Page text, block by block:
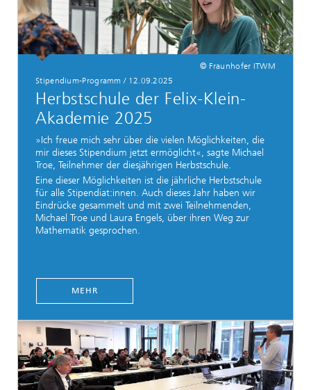
© Fraunhofer ITWM
Stipendium-Programm / 12.09.2025
Herbstschule der Felix-Klein-
Akademie 2025
»Ich freue mich sehr über die vielen Möglichkeiten, die
mir dieses Stipendium jetzt ermöglicht«, sagte Michael
Troe, Teilnehmer der diesjährigen Herbstschule.
Eine dieser Möglichkeiten ist die jährliche Herbstschule
für alle Stipendiat:innen. Auch dieses Jahr haben wir
Eindrücke gesammelt und mit zwei Teilnehmenden,
Michael Troe und Laura Engels, über ihren Weg zur
Mathematik gesprochen.
MEHR